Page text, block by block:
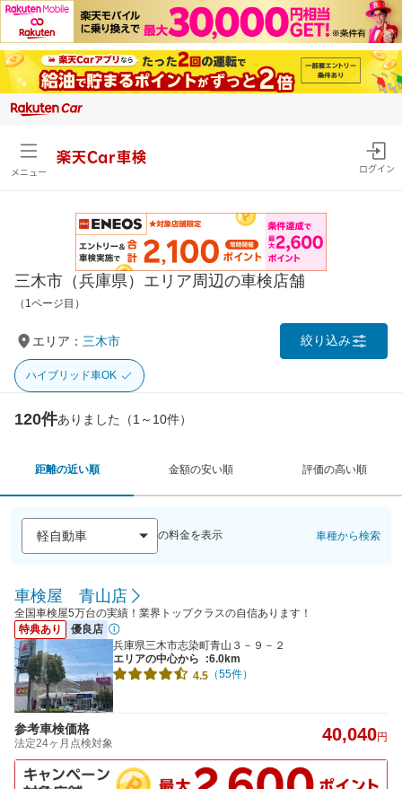
メニュー
楽天Car車検
ログイン
三木市（兵庫県）エリア周辺の車検店舗
（1ページ目）
エリア： 三木市 絞り込み
ハイブリッド車OK
120件ありました（1～10件）
距離の近い順 金額の安い順 評価の高い順
の料金を表示 車種から検索
車検屋 青山店
全国車検屋5万台の実績！業界トップクラスの自信あります！
特典あり
優良店
兵庫県三木市志染町青山３－９－２
エリアの中心から
:6.0km
4.5 （55件）
参考車検価格
法定24ヶ月点検対象 40,040円